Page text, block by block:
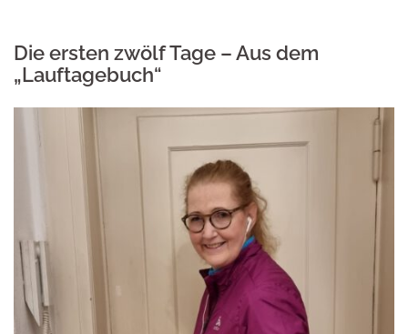
Die ersten zwölf Tage – Aus dem
„Lauftagebuch“